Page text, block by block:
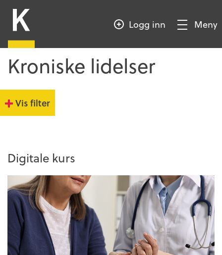
HOVEDINNHOLD
KompetansebroenLogg inn
Vis/SkjulMeny
Kroniske lidelser
Vis filter
Digitale kurs